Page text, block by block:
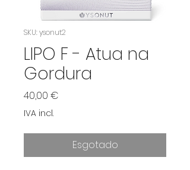
SKU: ysonut2
LIPO F - Atua na
Gordura
40,00 €
IVA incl.
Esgotado